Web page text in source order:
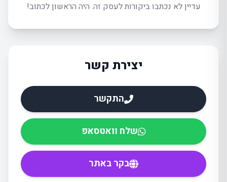
עדיין לא נכתבו ביקורות לעסק זה. היה הראשון לכתוב!
יצירת קשר
התקשר
שלח וואטסאפ
בקר באתר